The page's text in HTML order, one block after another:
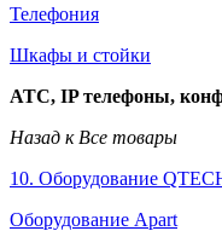
Телефония
Шкафы и стойки
АТС, IP телефоны,
Назад к Все товары
10. Оборудование
Оборудование Apart